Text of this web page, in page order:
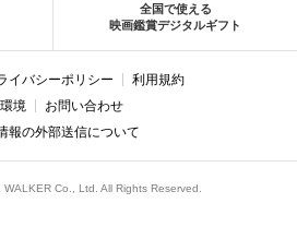
全国で使える
映画鑑賞デジタルギフト
イバシーポリシー
利用規約
境
お問い合わせ
報の外部送信について
Co., Ltd. All Rights Reserved.